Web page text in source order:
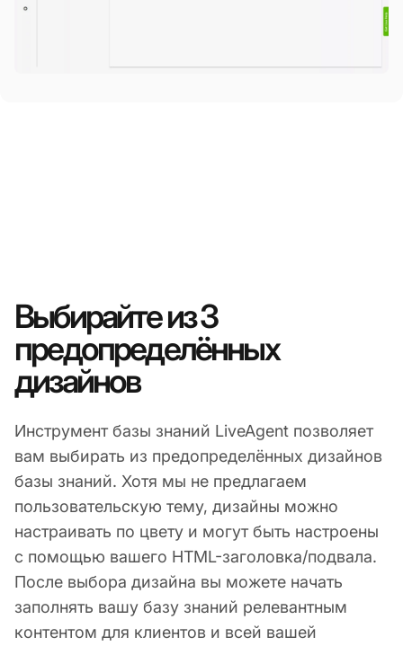
Выбирайте из 3
предопределённых
дизайнов
Инструмент базы знаний LiveAgent позволяет
вам выбирать из предопределённых дизайнов
базы знаний. Хотя мы не предлагаем
пользовательскую тему, дизайны можно
настраивать по цвету и могут быть настроены
с помощью вашего HTML-заголовка/подвала.
После выбора дизайна вы можете начать
заполнять вашу базу знаний релевантным
контентом для клиентов и всей вашей